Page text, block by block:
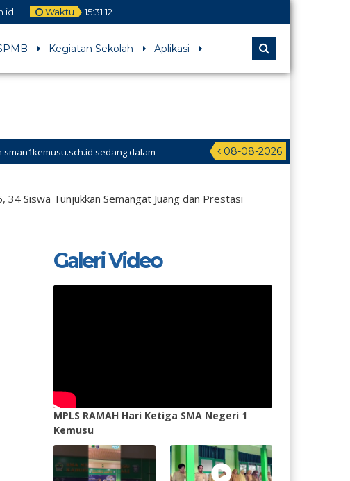
Waktu 15:31 13
Kegiatan Sekolah Aplikasi
08-08-2026
sedang dalam
34 Siswa Tunjukkan Semangat Juang dan Prestasi
Galeri Video
MPLS RAMAH Hari Ketiga SMA Negeri 1
Kemusu